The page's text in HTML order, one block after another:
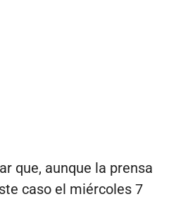
que, aunque la prensa
caso el miércoles 7